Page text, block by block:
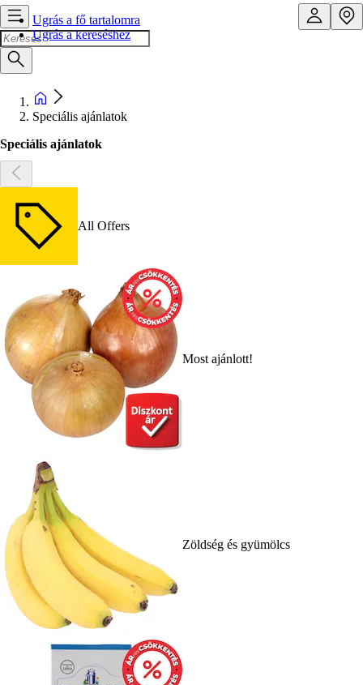
Ugrás a fő tartalomra
Ugrás a kereséshez
Speciális ajánlatok
Speciális ajánlatok
All Offers
Most ajánlott!
Zöldség és gyümölcs